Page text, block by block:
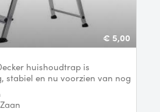
€ 5,00
huishoudtrap is
stabiel en nu voorzien van nog